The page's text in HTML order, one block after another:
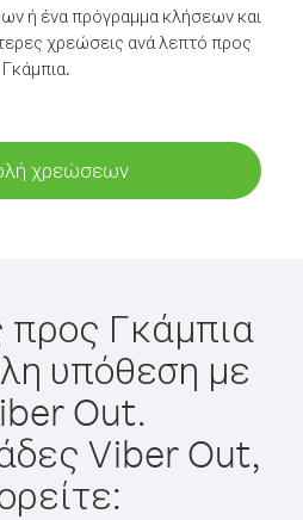
ή ένα πρόγραμμα κλήσεων και
χρεώσεις ανά λεπτό προς
Γκάμπια.
χρεώσεων
προς Γκάμπια
υπόθεση με
Out.
Viber Out,